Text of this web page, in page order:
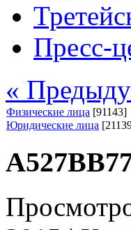
Пресс-
«
Физические лица [91143]
Юридические лица